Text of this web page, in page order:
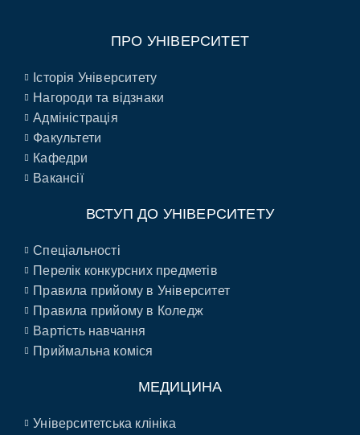
ПРО УНІВЕРСИТЕТ
Історія Університету
Нагороди та відзнаки
Адміністрація
Факультети
Кафедри
Вакансії
ВСТУП ДО УНІВЕРСИТЕТУ
Спеціальності
Перелік конкурсних предметів
Правила прийому в Університет
Правила прийому в Коледж
Вартість навчання
Приймальна коміся
МЕДИЦИНА
Університетська клініка